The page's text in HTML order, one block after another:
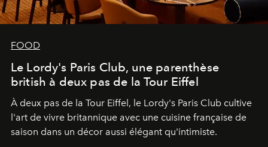
FOOD
Le Lordy's Paris Club, une parenthèse
british à deux pas de la Tour Eiffel
À deux pas de la Tour Eiffel, le Lordy's Paris Club cultive
l'art de vivre britannique avec une cuisine française de
saison dans un décor aussi élégant qu'intimiste.